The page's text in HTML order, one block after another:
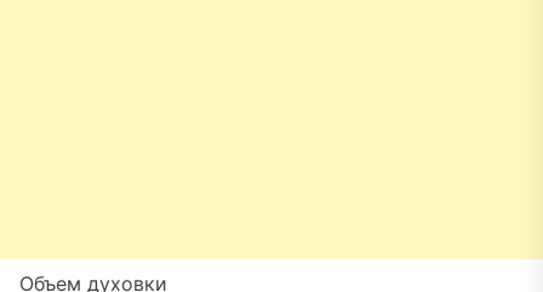
Объем духовки